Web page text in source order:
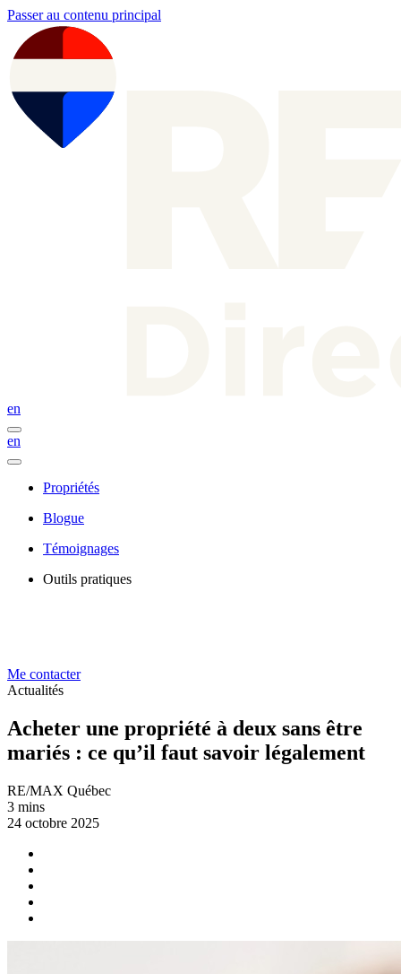
Passer au contenu principal
en
en
Propriétés
Blogue
Témoignages
Outils pratiques
Me contacter
Actualités
Acheter une propriété à deux sans être
mariés : ce qu’il faut savoir légalement
RE/MAX Québec
3 mins
24 octobre 2025